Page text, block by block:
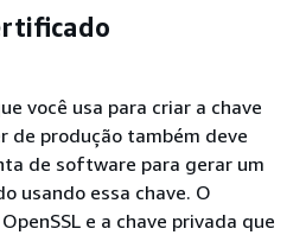
você usa para criar a chave
de produção também deve
de software para gerar um
usando essa chave. O
e a chave privada que